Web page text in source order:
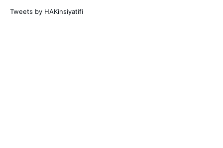
Tweets by HAKinsiyatifi